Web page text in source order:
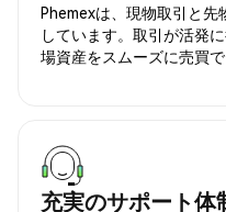
Phemexは、現物取引と
しています。取引が活発
場資産をスムーズに売買
充実のサポート体